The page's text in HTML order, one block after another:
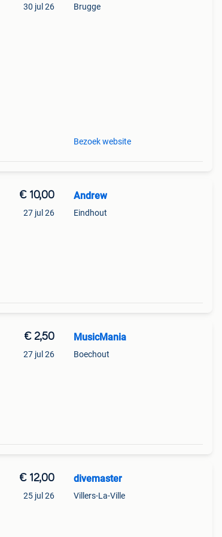
30 jul 26 Brugge
Bezoek website
€ 10,00
27 jul 26
Andrew
Eindhout
€ 2,50
27 jul 26
MusicMania
Boechout
€ 12,00
25 jul 26
divemaster
Villers-La-Ville